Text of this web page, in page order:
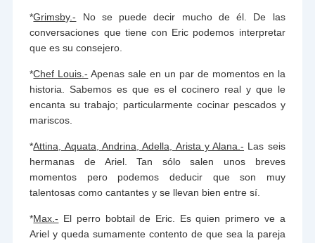
*Grimsby.- No se puede decir mucho de él. De las
conversaciones que tiene con Eric podemos interpretar
que es su consejero.
*Chef Louis.- Apenas sale en un par de momentos en la
historia. Sabemos es que es el cocinero real y que le
encanta su trabajo; particularmente cocinar pescados y
mariscos.
*Attina, Aquata, Andrina, Adella, Arista y Alana.- Las seis
hermanas de Ariel. Tan sólo salen unos breves
momentos pero podemos deducir que son muy
talentosas como cantantes y se llevan bien entre sí.
*Max.- El perro bobtail de Eric. Es quien primero ve a
Ariel y queda sumamente contento de que sea la pareja